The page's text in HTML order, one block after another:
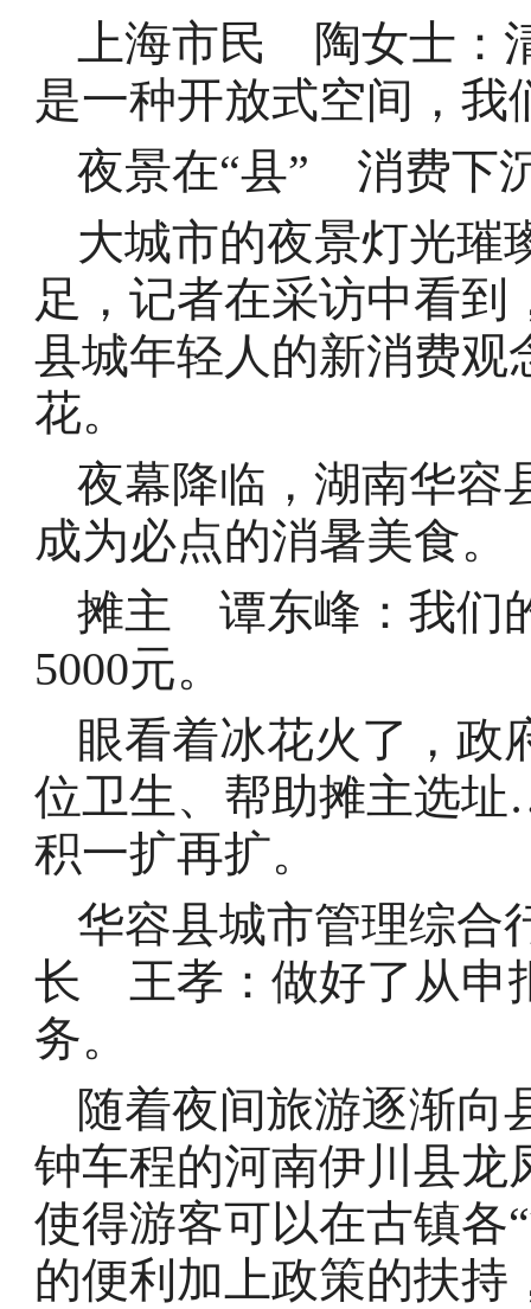
上海市民 陶女士：
是一种开放式空间，我
夜景在“县” 消费下
大城市的夜景灯光璀
足，记者在采访中看
县城年轻人的新消费观
花。
夜幕降临，湖南华容
成为必点的消暑美食。
摊主 谭东峰：我们
5000元。
眼看着冰花火了，政
位卫生、帮助摊主选
积一扩再扩。
华容县城市管理综合
长 王孝：做好了从申
务。
随着夜间旅游逐渐向
钟车程的河南伊川县龙
使得游客可以在古镇各
的便利加上政策的扶